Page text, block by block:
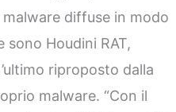
diffuse in modo
Houdini RAT,
riproposto dalla
malware. “Con il